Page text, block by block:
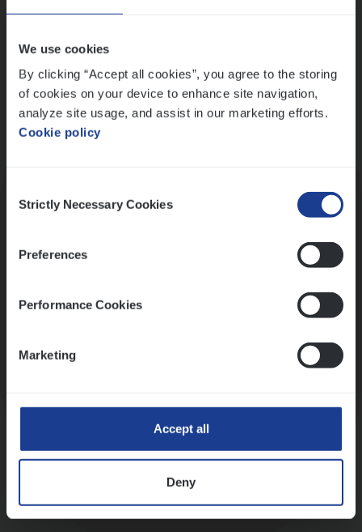
We use cookies
By clicking “Accept all cookies”, you agree to the storing
of cookies on your device to enhance site navigation,
analyze site usage, and assist in our marketing efforts.
Cookie policy
Selection
Strictly Necessary Cookies
Preferences
Performance Cookies
Marketing
Accept all
Deny